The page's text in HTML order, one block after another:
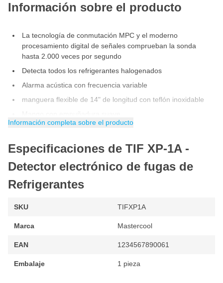
Información sobre el producto
La tecnología de conmutación MPC y el moderno
procesamiento digital de señales comprueban la sonda
hasta 2.000 veces por segundo
Detecta todos los refrigerantes halogenados
Alarma acústica con frecuencia variable
manguera flexible de 14" de longitud con teflón inoxidable
Alimentación: 3 V CC, 2 pilas "C
Pilas alcalinas (incluidas)
Duración del sensor: 20 horas (2 sensores incluidos)
Temperatura de funcionamiento: -20 ° a 52 ° C
Suministrado en caja de plástico con soporte especial
2 años de garantía
Información completa sobre el producto
Especificaciones de TIF XP-1A -
Detector electrónico de fugas de
Refrigerantes
SKU TIFXP1A
Marca Mastercool
EAN 1234567890061
Embalaje 1 pieza